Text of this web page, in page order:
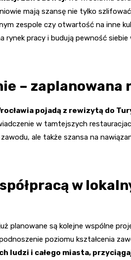
mają szansę nie tylko
zespole czy otwartość na inne
rynek pracy i budują pewność
– zaplanowana
pojadą z rewizytą do
w tamtejszych
ale także szansa na
w
planowane są kolejne wspólne
poziomu kształcenia
ludzi i całego miasta,